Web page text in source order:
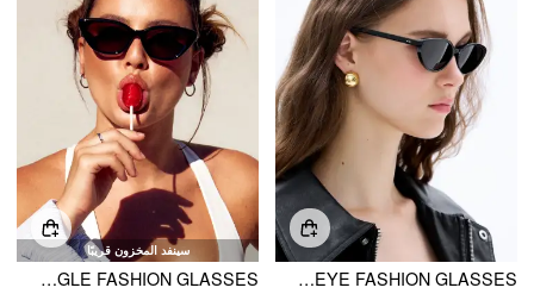
CAT-EYE FASHION GLASSES
سينفد المخزون قريبًا
ANGLED RECTANGLE FASHION GLASSES